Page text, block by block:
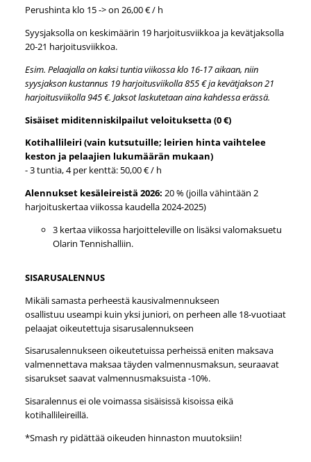
Perushinta klo 15 -> on 26,00 € / h
Syysjaksolla on keskimäärin 19 harjoitusviikkoa ja kevätjaksolla
20-21 harjoitusviikkoa.
Esim. Pelaajalla on kaksi tuntia viikossa klo 16-17 aikaan, niin
syysjakson kustannus 19 harjoitusviikolla 855 € ja kevätjakson 21
harjoitusviikolla 945 €. Jaksot laskutetaan aina kahdessa erässä.
Sisäiset miditenniskilpailut veloituksetta (0 €)
Kotihallileiri (vain kutsutuille; leirien hinta vaihtelee
keston ja pelaajien lukumäärän mukaan)
- 3 tuntia, 4 per kenttä: 50,00 € / h
Alennukset kesäleireistä 2026: 20 % (joilla vähintään 2
harjoituskertaa viikossa kaudella 2024-2025)
3 kertaa viikossa harjoitteleville on lisäksi valomaksuetu
Olarin Tennishalliin.
SISARUSALENNUS
Mikäli samasta perheestä kausivalmennukseen
osallistuu useampi kuin yksi juniori, on perheen alle 18-vuotiaat
pelaajat oikeutettuja sisarusalennukseen
Sisarusalennukseen oikeutetuissa perheissä eniten maksava
valmennettava maksaa täyden valmennusmaksun, seuraavat
sisarukset saavat valmennusmaksuista -10%.
Sisaralennus ei ole voimassa sisäisissä kisoissa eikä
kotihallileireillä.
*Smash ry pidättää oikeuden hinnaston muutoksiin!